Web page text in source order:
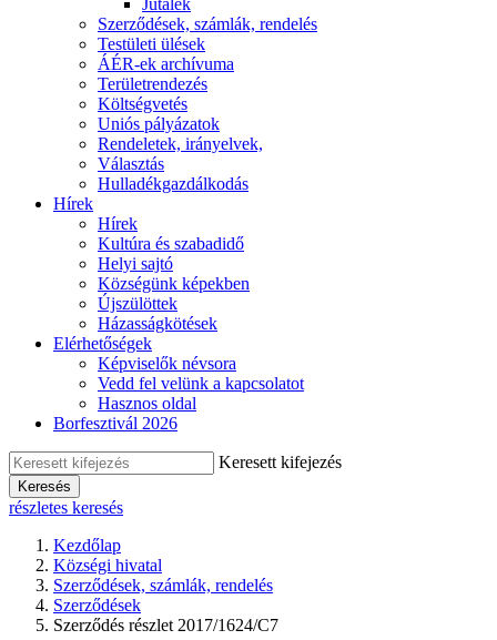
Jutalék
Szerződések, számlák, rendelés
Testületi ülések
ÁÉR-ek archívuma
Területrendezés
Költségvetés
Uniós pályázatok
Rendeletek, irányelvek,
Választás
Hulladékgazdálkodás
Hírek
Hírek
Kultúra és szabadidő
Helyi sajtó
Községünk képekben
Újszülöttek
Házasságkötések
Elérhetőségek
Képviselők névsora
Vedd fel velünk a kapcsolatot
Hasznos oldal
Borfesztivál 2026
Keresett kifejezés
Keresés
részletes keresés
Kezdőlap
Községi hivatal
Szerződések, számlák, rendelés
Szerződések
Szerződés részlet 2017/1624/C7